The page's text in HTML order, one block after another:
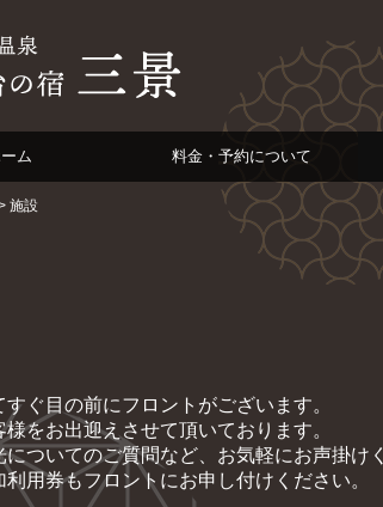
ム 料金・予約について
施設
ぐ目の前にフロントがございます。
をお出迎えさせて頂いております。
についてのご質問など、お気軽にお声掛け
用券もフロントにお申し付けください。